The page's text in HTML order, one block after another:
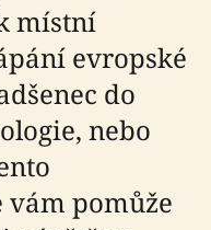
místní
evropské
do
nebo
pomůže